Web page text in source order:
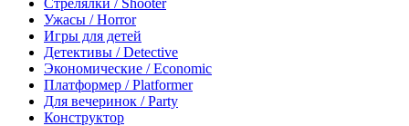
Стрелялки / Shooter
Ужасы / Horror
Игры для детей
Детективы / Detective
Экономические / Economic
Платформер / Platformer
Для вечеринок / Party
Конструктор